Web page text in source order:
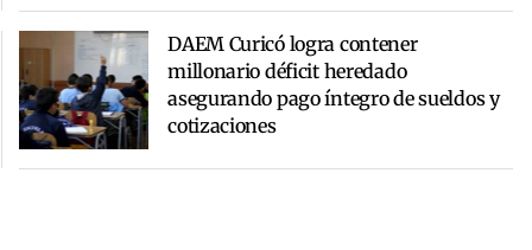
DAEM Curicó logra contener
millonario déficit heredado
asegurando pago íntegro de sueldos y
cotizaciones